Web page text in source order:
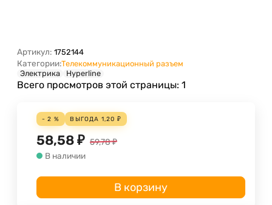
Артикул: 1752144
Категории:Телекоммуникационный разъем
Электрика
Hyperline
Всего просмотров этой страницы: 1
- 2 % ВЫГОДА 1,20 ₽
58,58 ₽ 59,78₽
В наличии
В корзину